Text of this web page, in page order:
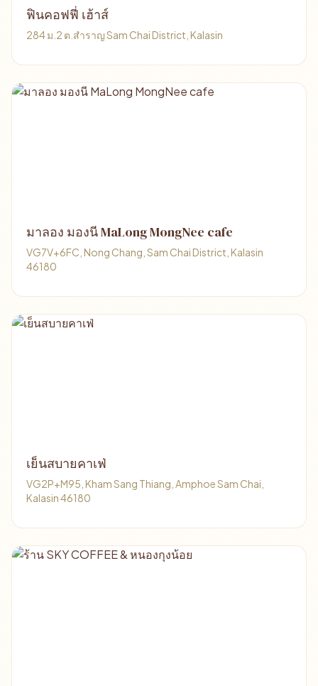
ฟินคอฟฟี่ เฮ้าส์
284 ม.2 ต.สำราญ Sam Chai District, Kalasin
มาลอง มองนี MaLong MongNee cafe
VG7V+6FC, Nong Chang, Sam Chai District, Kalasin
46180
เย็นสบายคาเฟ่
VG2P+M95, Kham Sang Thiang, Amphoe Sam Chai,
Kalasin 46180